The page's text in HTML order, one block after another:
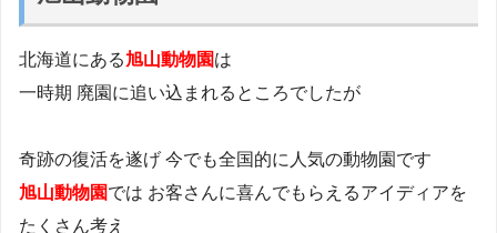
北海道にある旭山動物園は
一時期 廃園に追い込まれるところでしたが
奇跡の復活を遂げ 今でも全国的に人気の動物園です
旭山動物園では お客さんに喜んでもらえるアイディアを
たくさん考え